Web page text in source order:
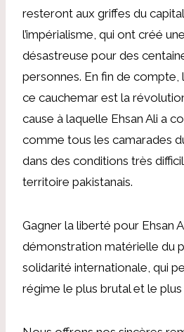
resteront aux griffes du
l’impérialisme, qui ont créé
désastreuse pour des
personnes. En fin de compte,
ce cauchemar est la
cause à laquelle Ehsan Ali a
comme tous les camarades
dans des conditions très
territoire pakistanais.
Gagner la liberté pour Ehsan
démonstration matérielle du
solidarité internationale, qui
régime le plus brutal et le